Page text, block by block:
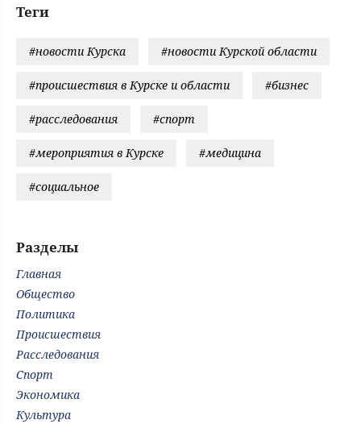
Теги
#новости Курска #новости Курской области
#происшествия в Курске и области #бизнес
#расследования #спорт
#мероприятия в Курске #медицина
#социальное
Разделы
Главная
Общество
Политика
Происшествия
Расследования
Спорт
Экономика
Культура